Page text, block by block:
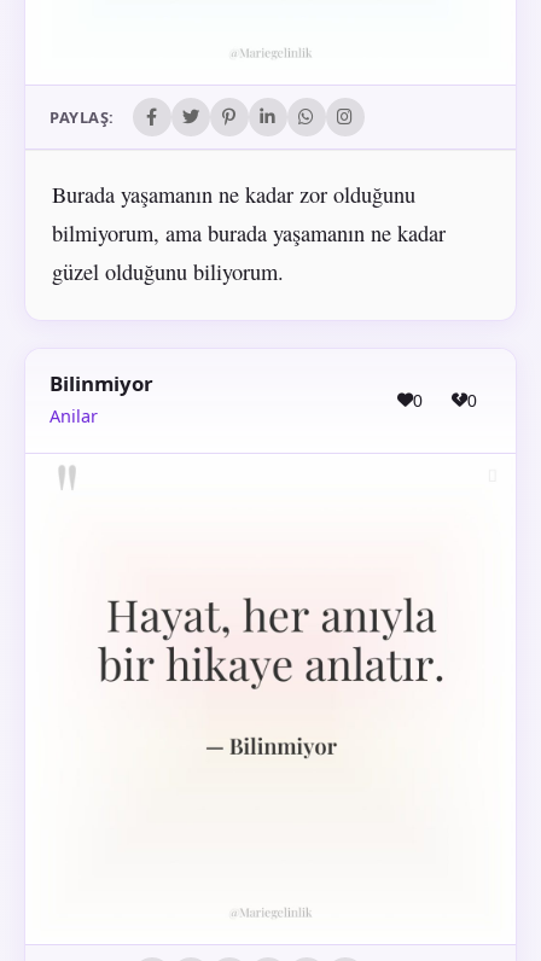
PAYLAŞ:
Burada yaşamanın ne kadar zor olduğunu
bilmiyorum, ama burada yaşamanın ne kadar
güzel olduğunu biliyorum.
Bilinmiyor
Anilar
0 0